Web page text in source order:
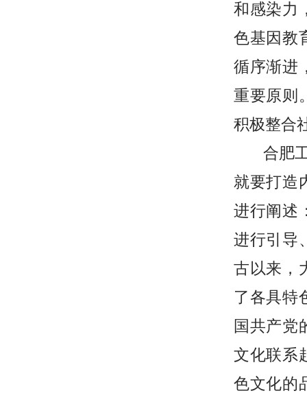
和感染力
色基因教
循序渐进
重要原则
积极整合
合肥
就要打造
进行阐述
进行引导
古以来，
了各具特
国共产党
文化联系
色文化的